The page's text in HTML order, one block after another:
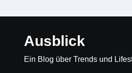
Ausblick
Ein Blog über Trends und